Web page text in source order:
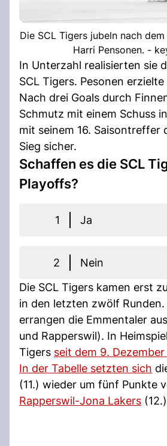
Die SCL Tigers jubeln nach
Harri Pensonen. -
In Unterzahl realisierten sie
SCL Tigers. Pesonen
Nach drei Goals durch
Schmutz mit einem Schuss
mit seinem 16. Saisontreffer
Sieg sicher.
Schaffen es die SCL
Playoffs?
1 Ja
2
Nein
Die SCL Tigers kamen erst
in den letzten zwölf Runden.
errangen die Emmentaler
und Rapperswil). In
Tigers seit dem 9.
In der Tabelle setzten sich
(11.) wieder um fünf Punkte
Rapperswil-Jona Lakers